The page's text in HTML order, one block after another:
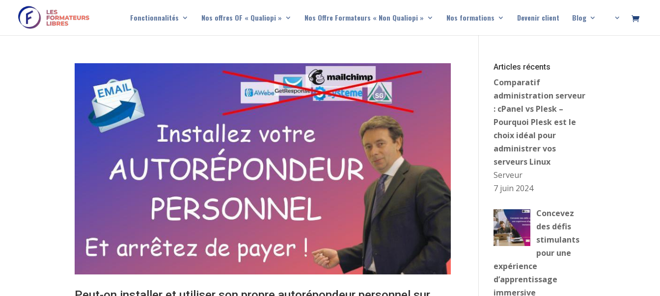
Fonctionnalités Nos offres OF « Qualiopi » Nos Offre Formateurs « Non Qualiopi » Nos formations Devenir client Blog
Articles récents
Comparatif
administration serveur
: cPanel vs Plesk –
Pourquoi Plesk est le
choix idéal pour
administrer vos
serveurs Linux
Serveur
7 juin 2024
Concevez
des défis
stimulants
pour une
expérience
d’apprentissage
immersive